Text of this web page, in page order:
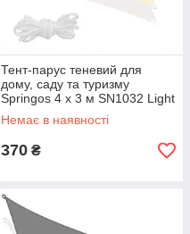
Тент-парус теневий для
дому, саду та туризму
Springos 4 x 3 м SN1032 Light
Yellow aiw якість
Немає в наявності
370 ₴